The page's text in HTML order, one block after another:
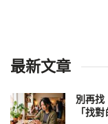
最新文章
別再
「找對